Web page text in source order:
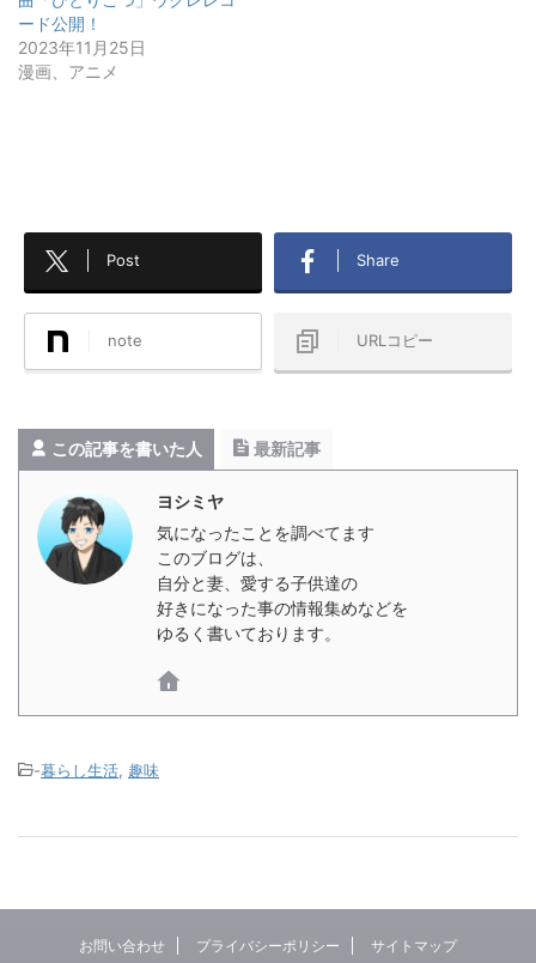
ード公開！
2023年11月25日
漫画、アニメ
この記事を書いた人 最新記事
ヨシミヤ
気になったことを調べてます
このブログは、
自分と妻、愛する子供達の
好きになった事の情報集めなどを